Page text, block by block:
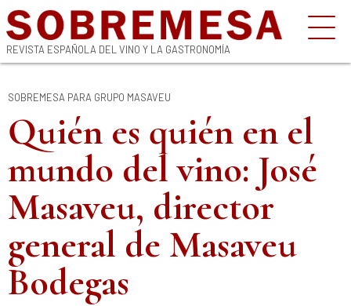
REVISTA ESPAÑOLA DEL VINO Y LA GASTRONOMÍA
SOBREMESA PARA GRUPO MASAVEU
Quién es quién en el
mundo del vino: José
Masaveu, director
general de Masaveu
Bodegas